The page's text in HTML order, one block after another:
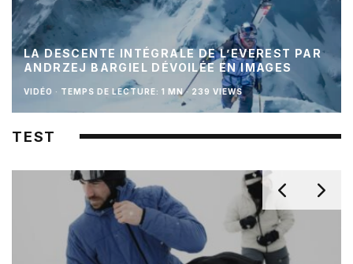
LA DESCENTE INTÉGRALE DE L’EVEREST PAR
ANDRZEJ BARGIEL DÉVOILÉE EN IMAGES
VIDÉO · TEMPS DE LECTURE: 1 MN · 239 VIEWS
TEST